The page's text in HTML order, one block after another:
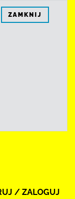
ZAMKNIJ
/ ZALOGUJ